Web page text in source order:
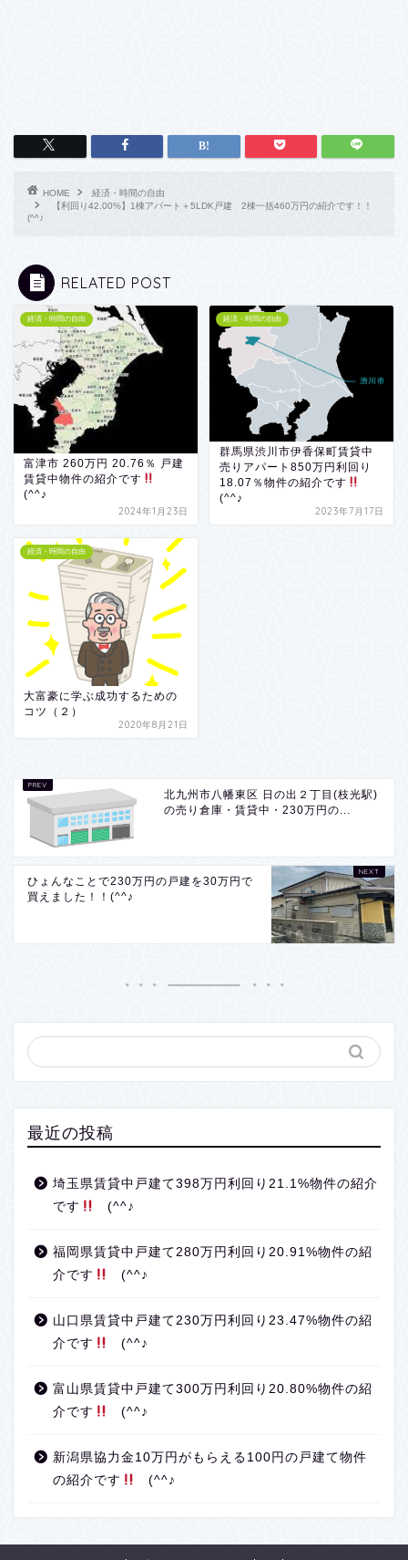
HOME
経済・時間の自由
【利回り42.00%】1棟アパート＋5LDK戸建 2棟一括460万円の紹介です！！
(^^♪
RELATED POST
経済・時間の自由
富津市 260万円 20.76％ 戸建
賃貸中物件の紹介です
(^^♪
2024年1月23日
経済・時間の自由
群馬県渋川市伊香保町賃貸中
売りアパート850万円利回り
18.07％物件の紹介です
(^^♪
2023年7月17日
経済・時間の自由
大富豪に学ぶ成功するための
コツ（２）
2020年8月21日
北九州市八幡東区 日の出２丁目(枝光駅)
の売り倉庫・賃貸中・230万円の...
ひょんなことで230万円の戸建を30万円で
買えました！！(^^♪
最近の投稿
埼玉県賃貸中戸建て398万円利回り21.1%物件の紹介
です
(^^♪
福岡県賃貸中戸建て280万円利回り20.91%物件の紹
介です
(^^♪
山口県賃貸中戸建て230万円利回り23.47%物件の紹
介です
(^^♪
富山県賃貸中戸建て300万円利回り20.80%物件の紹
介です
(^^♪
新潟県協力金10万円がもらえる100円の戸建て物件
の紹介です
(^^♪